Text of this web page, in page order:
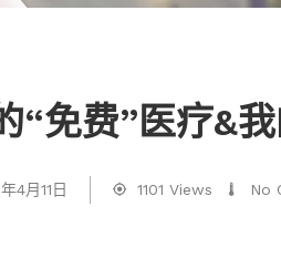
“免费”医疗&
4月11日 1101 Views No